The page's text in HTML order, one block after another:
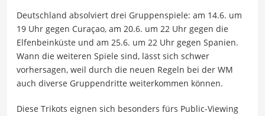
Deutschland absolviert drei Gruppenspiele: am 14.6. um
19 Uhr gegen Curaçao, am 20.6. um 22 Uhr gegen die
Elfenbeinküste und am 25.6. um 22 Uhr gegen Spanien.
Wann die weiteren Spiele sind, lässt sich schwer
vorhersagen, weil durch die neuen Regeln bei der WM
auch diverse Gruppendritte weiterkommen können.
Diese Trikots eignen sich besonders fürs Public-Viewing